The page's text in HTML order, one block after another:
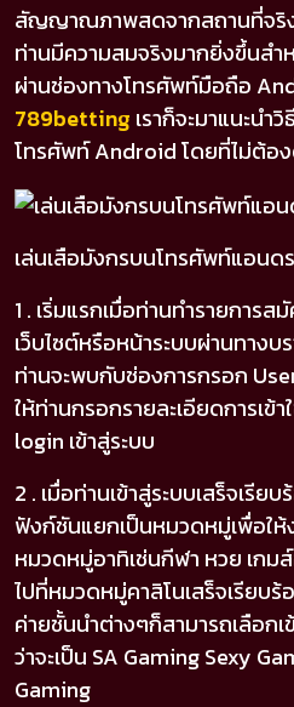
สัญญาณภาพสดจากสถานที่จริ
ท่านมีความสมจริงมากยิ่งขึ้นสำ
ผ่านช่องทางโทรศัพท์มือถือ
789betting เราก็จะมาแนะนำ
โทรศัพท์ Android โดยที่ไม่ต้อ
เล่นเสือมังกรบนโทรศัพท์แอนด
1 . เริ่มแรกเมื่อท่านทำรายการส
เว็บไซต์หรือหน้าระบบผ่านทางบ
ท่านจะพบกับช่องการกรอก
ให้ท่านกรอกรายละเอียดการเข้
login เข้าสู่ระบบ
2 . เมื่อท่านเข้าสู่ระบบเสร็จเรีย
ฟังก์ชันแยกเป็นหมวดหมู่เพื่อให้
หมวดหมู่อาทิเช่นกีฬา หวย เกม
ไปที่หมวดหมู่คาสิโนเสร็จเรียบ
ค่ายชั้นนำต่างๆก็สามารถเลือกเ
ว่าจะเป็น SA Gaming Sexy
Gaming